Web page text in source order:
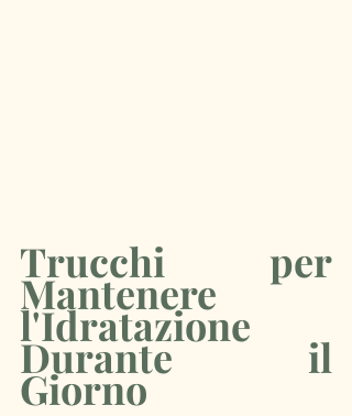
Trucchi per
Mantenere
l'Idratazione
Durante il
Giorno